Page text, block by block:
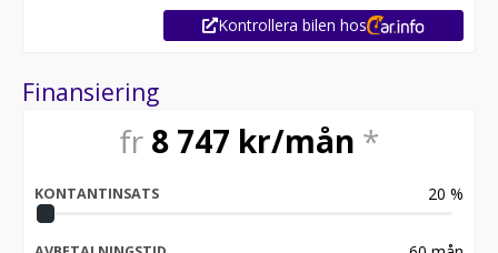
Kontrollera bilen hos
Finansiering
fr 8 747 kr/mån *
KONTANTINSATS 20 %